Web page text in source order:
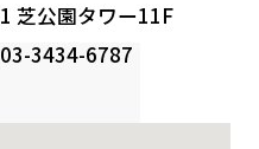
芝公園タワー11F
3434-6787